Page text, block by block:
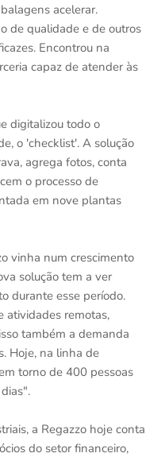
acelerar.
de qualidade e de outros
Encontrou na
capaz de atender às
digitalizou todo o
o 'checklist'. A solução
agrega fotos, conta
o processo de
em nove plantas
vinha num crescimento
solução tem a ver
durante esse período.
atividades remotas,
também a demanda
Hoje, na linha de
torno de 400 pessoas
a Regazzo hoje conta
do setor financeiro,